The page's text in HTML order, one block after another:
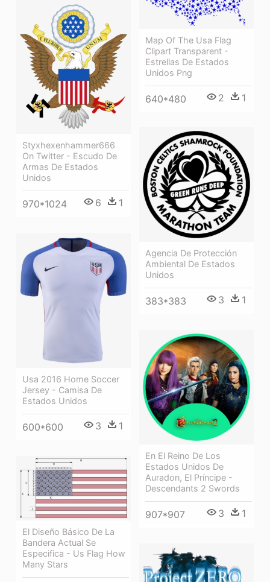
Map Of The Usa Flag
Clipart Transparent -
Estrellas De Estados
Unidos Png
640*480 2 1
Styxhexenhammer666
On Twitter - Escudo De
Armas De Estados
Unidos
970*1024 6 1
Agencia De Protección
Ambiental De Estados
Unidos
383*383 3 1
Usa 2016 Home Soccer
Jersey - Camisa De
Estados Unidos
600*600 3 1
En El Reino De Los
Estados Unidos De
Auradon, El Príncipe -
Descendants 2 Swords
907*907 3 1
El Diseño Básico De La
Bandera Actual Se
Especifica - Us Flag How
Many Stars